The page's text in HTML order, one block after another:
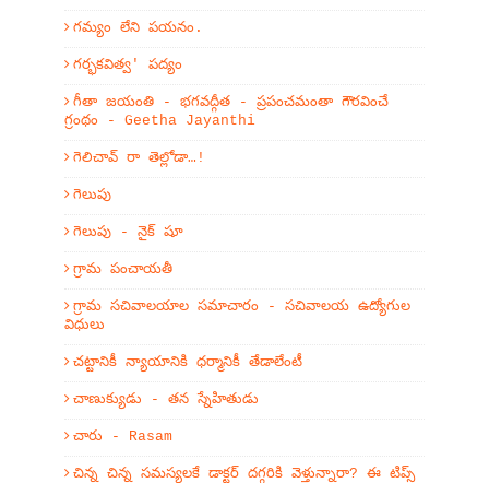
గమ్యం లేని పయనం.
గర్భకవిత్వ' పద్యం
గీతా జయంతి - భగవద్గీత - ప్రపంచమంతా గౌరవించే
గ్రంథం - Geetha Jayanthi
గెలిచావ్ రా తెల్లోడా…!
గెలుపు
గెలుపు - నైక్ షూ
గ్రామ పంచాయతీ
గ్రామ సచివాలయాల సమాచారం - సచివాలయ ఉద్యోగుల
విధులు
చట్టానికీ న్యాయానికి ధర్మానికీ తేడాలేంటీ
చాణుక్యుడు - తన స్నేహితుడు
చారు - Rasam
చిన్న చిన్న సమస్యలకే డాక్టర్ దగ్గరికి వెళ్తున్నారా? ఈ టిప్స్